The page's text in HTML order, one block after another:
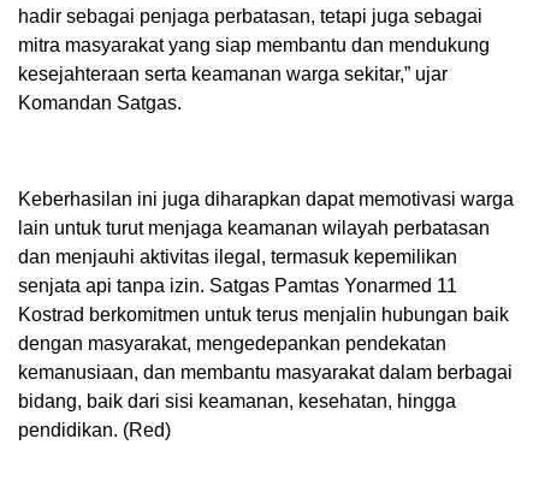
hadir sebagai penjaga perbatasan, tetapi juga sebagai
mitra masyarakat yang siap membantu dan mendukung
kesejahteraan serta keamanan warga sekitar,” ujar
Komandan Satgas.
Keberhasilan ini juga diharapkan dapat memotivasi warga
lain untuk turut menjaga keamanan wilayah perbatasan
dan menjauhi aktivitas ilegal, termasuk kepemilikan
senjata api tanpa izin. Satgas Pamtas Yonarmed 11
Kostrad berkomitmen untuk terus menjalin hubungan baik
dengan masyarakat, mengedepankan pendekatan
kemanusiaan, dan membantu masyarakat dalam berbagai
bidang, baik dari sisi keamanan, kesehatan, hingga
pendidikan. (Red)